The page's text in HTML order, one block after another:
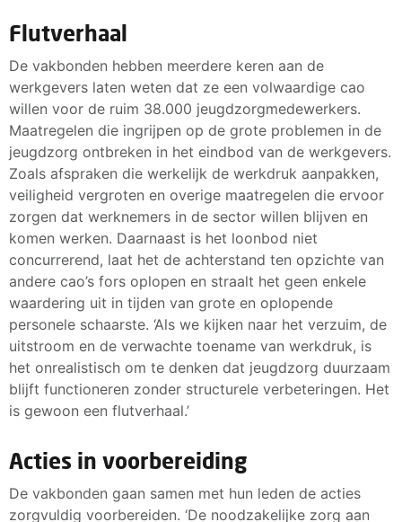
Flutverhaal
De vakbonden hebben meerdere keren aan de
werkgevers laten weten dat ze een volwaardige cao
willen voor de ruim 38.000 jeugdzorgmedewerkers.
Maatregelen die ingrijpen op de grote problemen in de
jeugdzorg ontbreken in het eindbod van de werkgevers.
Zoals afspraken die werkelijk de werkdruk aanpakken,
veiligheid vergroten en overige maatregelen die ervoor
zorgen dat werknemers in de sector willen blijven en
komen werken. Daarnaast is het loonbod niet
concurrerend, laat het de achterstand ten opzichte van
andere cao’s fors oplopen en straalt het geen enkele
waardering uit in tijden van grote en oplopende
personele schaarste. ‘Als we kijken naar het verzuim, de
uitstroom en de verwachte toename van werkdruk, is
het onrealistisch om te denken dat jeugdzorg duurzaam
blijft functioneren zonder structurele verbeteringen. Het
is gewoon een flutverhaal.’
Acties in voorbereiding
De vakbonden gaan samen met hun leden de acties
zorgvuldig voorbereiden. ‘De noodzakelijke zorg aan